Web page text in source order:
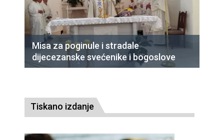
Misa za poginule i stradale
dijecezanske svećenike i bogoslove
Tiskano izdanje